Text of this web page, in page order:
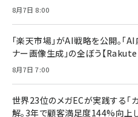
8月7日 8:00
「楽天市場」がAI戦略を公開。「AI
ナー画像生成」の全ぼう【
8月7日 7:00
世界23位のメガECが実践する「
解。3年で顧客満足度144%向上